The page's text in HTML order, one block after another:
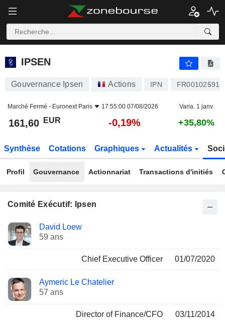
IPSEN
IPSEN
Gouvernance Ipsen Actions IPN
Marché Fermé - Euronext Paris 17:55:00 07/08/2026 Varia. 1 janv.
161,60 EUR -0,19% +35,80%
Synthèse Cotations Graphiques Actualités
Profil Gouvernance Actionnariat Transactions d'initiés
Comité Exécutif: Ipsen
Dirigeant
Fonctions
occupées
David Loew
59 ans
Chief Executive Officer 01/07/2020
Aymeric Le Chatelier
57 ans
Director of Finance/CFO 03/11/2014